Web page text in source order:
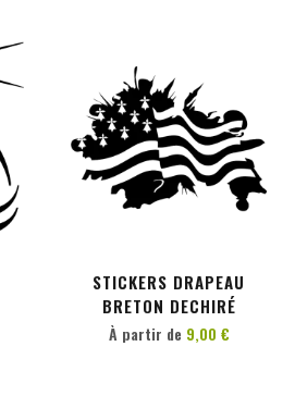
STICKERS DRAPEAU
BRETON DECHIRÉ
À partir de 9,00 €